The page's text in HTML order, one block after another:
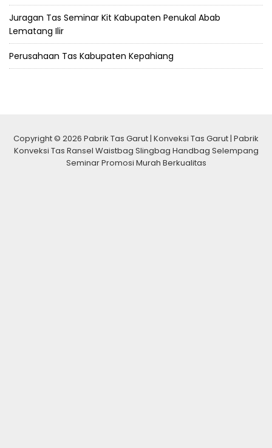
Juragan Tas Seminar Kit Kabupaten Penukal Abab
Lematang Ilir
Perusahaan Tas Kabupaten Kepahiang
Copyright © 2026 Pabrik Tas Garut | Konveksi Tas Garut | Pabrik
Konveksi Tas Ransel Waistbag Slingbag Handbag Selempang
Seminar Promosi Murah Berkualitas